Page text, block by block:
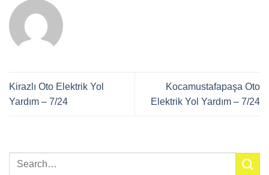
Kirazlı Oto Elektrik Yol
Yardım – 7/24
Kocamustafapaşa Oto
Elektrik Yol Yardım – 7/24